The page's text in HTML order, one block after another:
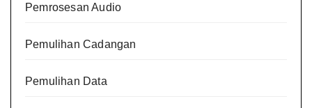
Pemrosesan Audio
Pemulihan Cadangan
Pemulihan Data